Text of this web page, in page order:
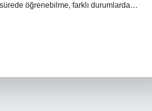
öğrenebilme, farklı durumlarda…